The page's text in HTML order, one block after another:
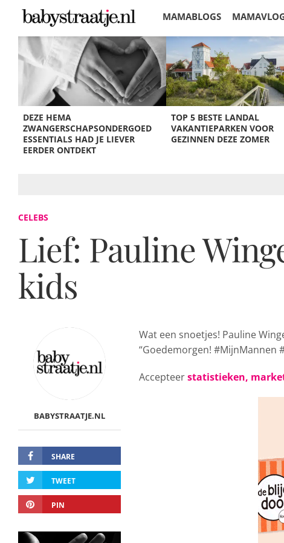
MAMABLOGS
KORTINGEN
DEZE HEMA
ZWANGERSCHAPSONDERGOED
ESSENTIALS HAD JE LIEVER
EERDER ONTDEKT
TOP 5 BESTE LANDAL
VAKANTIEPARKEN VOOR
GEZINNEN DEZE ZOMER
CELEBS
Lief: Pauline
kids
BABYSTRAATJE.NL
SHARE
TWEET
PIN
Wat een snoetjes! Pauline
“Goedemorgen! #MijnMannen
Accepteerstatistieken,